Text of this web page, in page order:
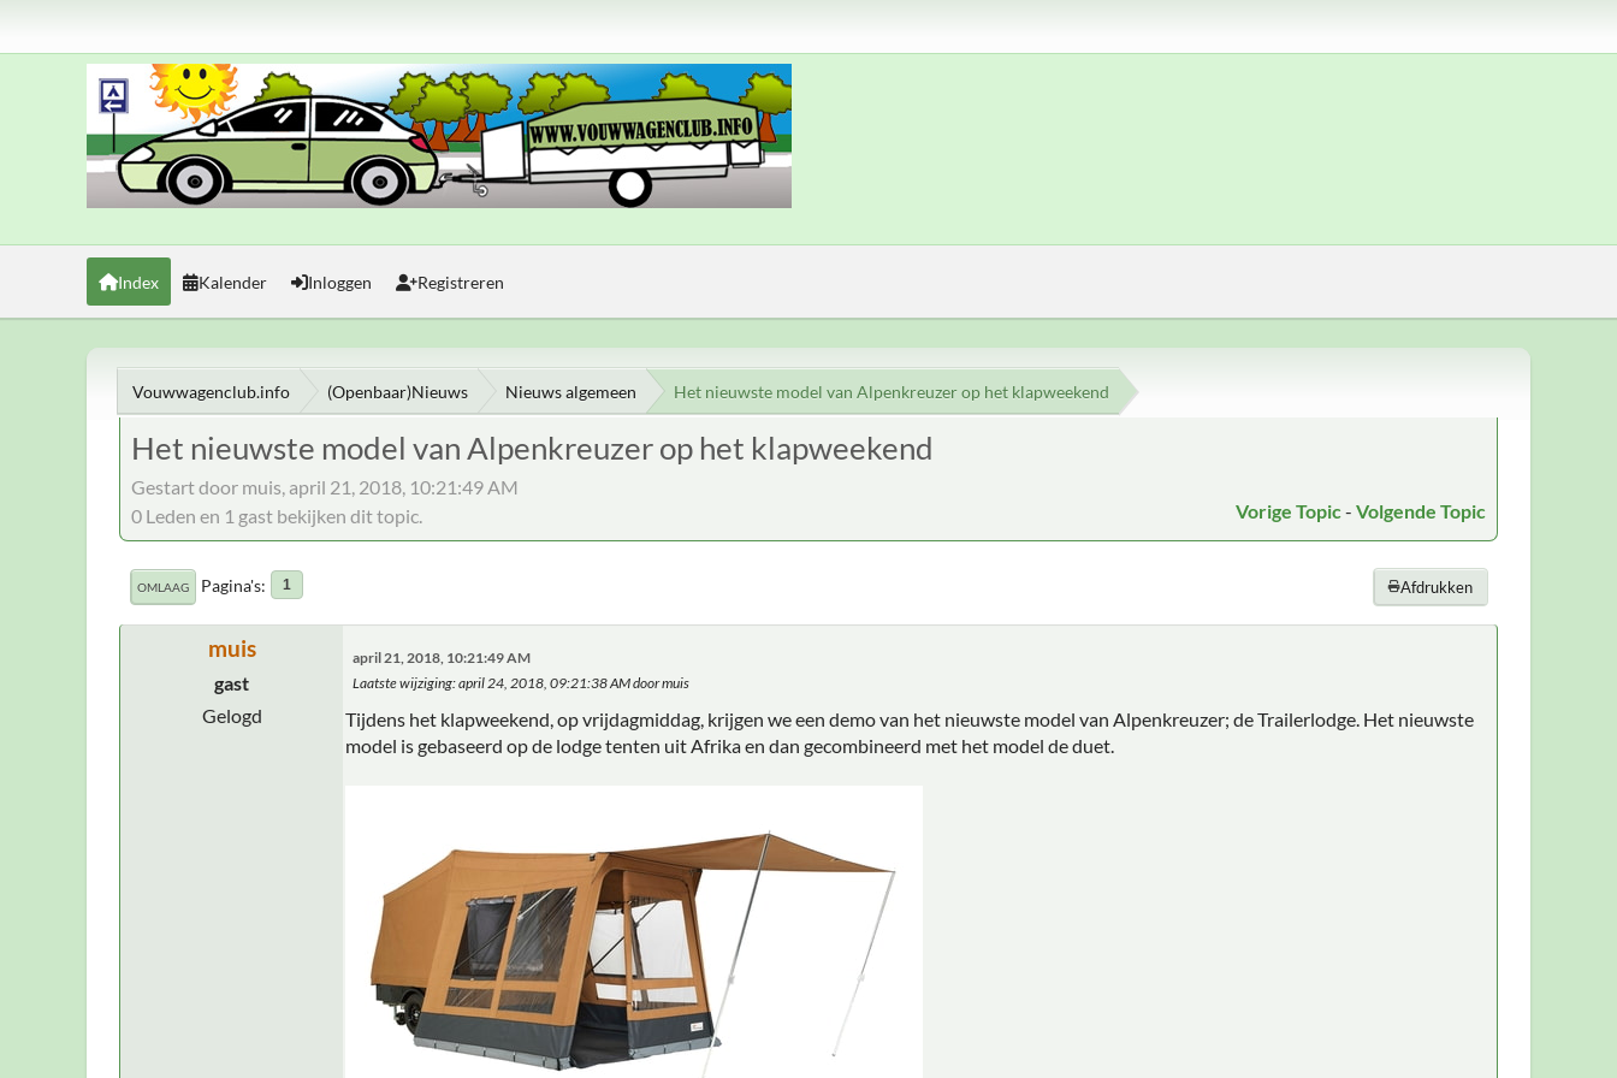
Index Kalender Inloggen Registreren
Vouwwagenclub.info (Openbaar)Nieuws Nieuws algemeen Het nieuwste model van Alpenkreuzer op het klapweekend
Het nieuwste model van Alpenkreuzer op het klapweekend
Gestart door muis, april 21, 2018, 10:21:49 AM
Vorige Topic - Volgende Topic
0 Leden en 1 gast bekijken dit topic.
Afdrukken
OMLAAG Pagina's 1
muis
gast
Gelogd
april 21, 2018, 10:21:49 AM
Laatste wijziging: april 24, 2018, 09:21:38 AM door muis
Tijdens het klapweekend, op vrijdagmiddag, krijgen we een demo van het nieuwste model van Alpenkreuzer; de Trailerlodge. Het nieuwste
model is gebaseerd op de lodge tenten uit Afrika en dan gecombineerd met het model de duet.